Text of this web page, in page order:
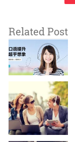
Related Post